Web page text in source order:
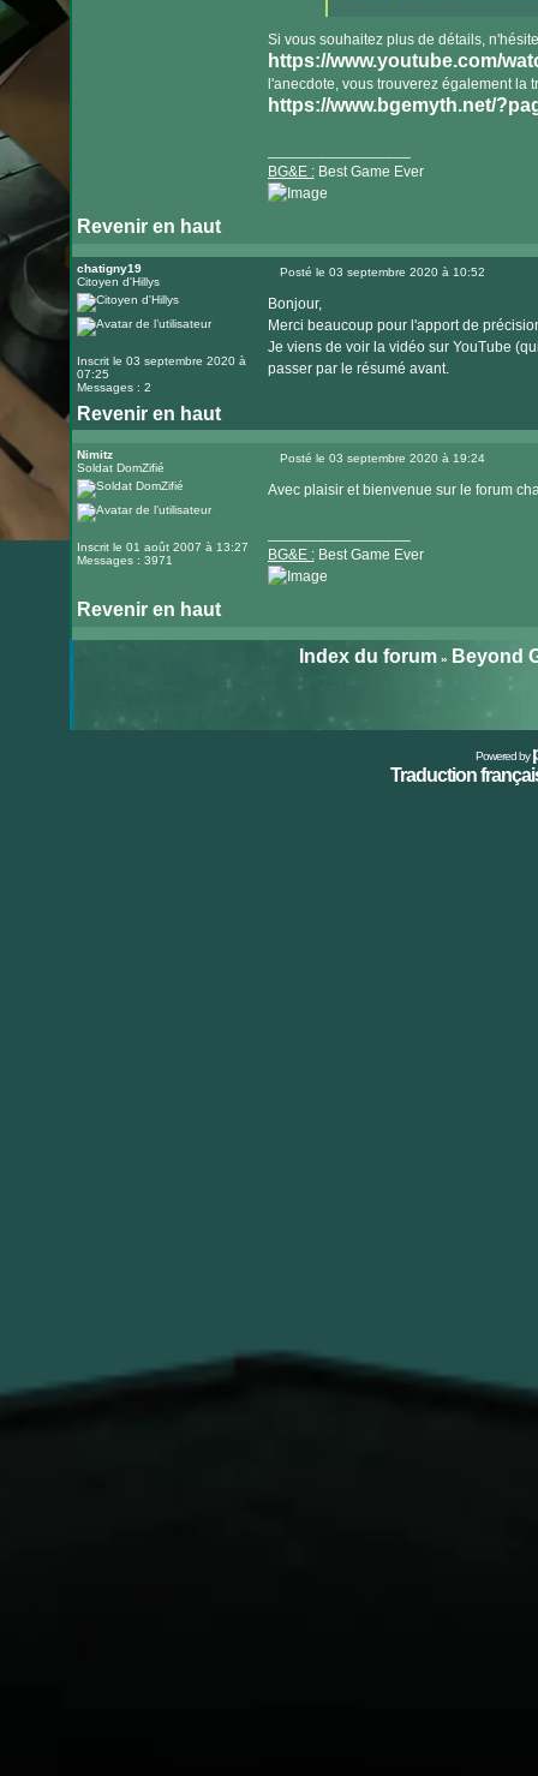
Si vous souhaitez plus de détails,
https://www.youtube.com/
l'anecdote, vous trouverez également la
https://www.bgemyth.net/
BG&E :Best Game Ever
Revenir en haut
le
chatigny19
Citoyen d'Hillys
Inscrit le 03 septembre 2020 à
07:25
Messages : 2
Posté le 03 septembre 2020 à 10:52
Bonjour,
Merci beaucoup pour l'apport de
Je viens de voir la vidéo sur YouTube
passer par le résumé avant.
Revenir en haut
Visiter
le
internet
Nimitz
Soldat DomZifié
Inscrit le 01 août 2007 à 13:27
Messages : 3971
Posté le 03 septembre 2020 à 19:24
Avec plaisir et bienvenue sur le forum
BG&E :Best Game Ever
Revenir en haut
le
Index du forum» Beyond
Powered by
Traduction